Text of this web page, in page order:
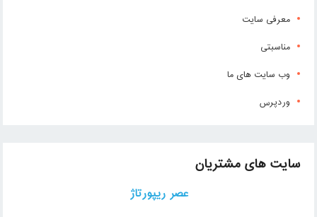
معرفی سایت
مناسبتی
وب سایت های ما
وردپرس
سایت های مشتریان
عصر ریپورتاژ